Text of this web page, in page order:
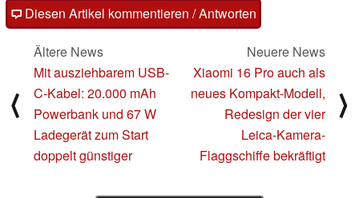
Diesen Artikel kommentieren / Antworten
⟨
Ältere News
Mit ausziehbarem USB-
C-Kabel: 20.000 mAh
Powerbank und 67 W
Ladegerät zum Start
doppelt günstiger
Neuere News
Xiaomi 16 Pro auch als
neues Kompakt-Modell,
Redesign der vier
Leica-Kamera-
Flaggschiffe bekräftigt
⟩